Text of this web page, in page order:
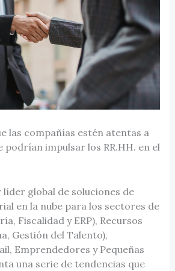
las compañías estén atentas a
podrían impulsar los RR.HH. en el
global de soluciones de
en la nube para los sectores de
Fiscalidad y ERP), Recursos
Gestión del Talento),
Emprendedores y Pequeñas
una serie de tendencias que